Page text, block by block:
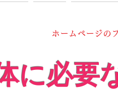
ホームページの
に必要